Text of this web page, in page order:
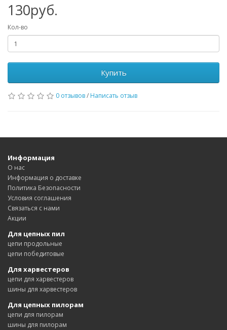
130руб.
Кол-во
Купить
0 отзывов/ Написать отзыв
Информация
О нас
Информация о доставке
Политика Безопасности
Условия соглашения
Связаться с нами
Акции
Для цепных пил
цепи продольные
цепи победитовые
Для харвестеров
цепи для харвестеров
шины для харвестеров
Для цепных пилорам
цепи для пилорам
шины для пилорам